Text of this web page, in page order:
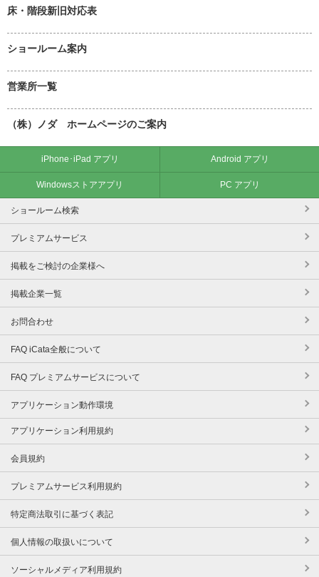
床・階段新旧対応表
ショールーム案内
営業所一覧
（株）ノダ ホームページのご案内
iPhone･iPad アプリ Android アプリ
Windowsストアアプリ PC アプリ
ショールーム検索
プレミアムサービス
掲載をご検討の企業様へ
掲載企業一覧
お問合わせ
FAQ iCata全般について
FAQ プレミアムサービスについて
アプリケーション動作環境
アプリケーション利用規約
会員規約
プレミアムサービス利用規約
特定商法取引に基づく表記
個人情報の取扱いについて
ソーシャルメディア利用規約